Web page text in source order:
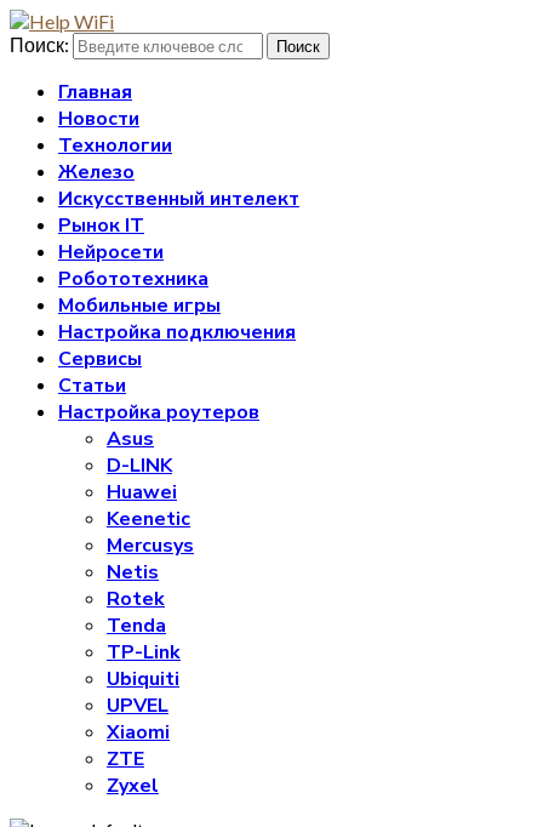
Поиск: Поиск
Главная
Новости
Технологии
Железо
Искусственный интелект
Рынок IT
Нейросети
Робототехника
Мобильные игры
Настройка подключения
Сервисы
Статьи
Настройка роутеров
Asus
D-LINK
Huawei
Keenetic
Mercusys
Netis
Rotek
Tenda
TP-Link
Ubiquiti
UPVEL
Xiaomi
ZTE
Zyxel